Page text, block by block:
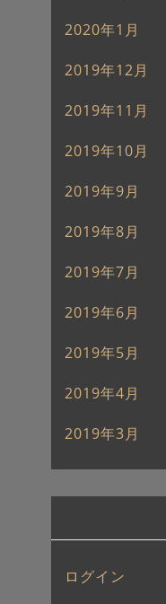
2020年1月
2019年12月
2019年11月
2019年10月
2019年9月
2019年8月
2019年7月
2019年6月
2019年5月
2019年4月
2019年3月
ログイン